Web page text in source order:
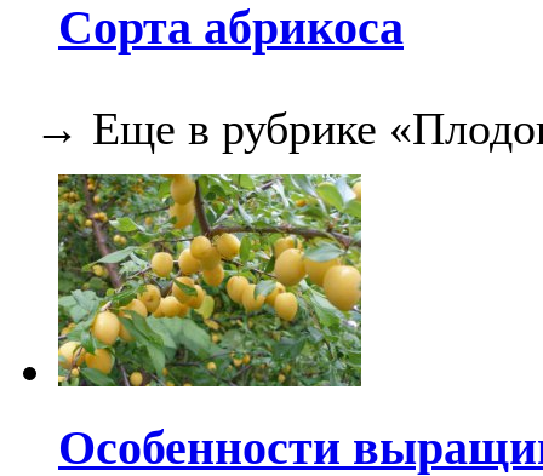
Сорта абрикоса
→ Еще в рубрике
Особенности